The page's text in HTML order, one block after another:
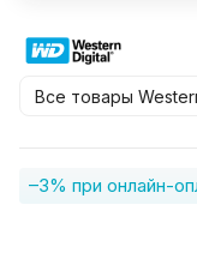
Все товары
–3% при онлайн-